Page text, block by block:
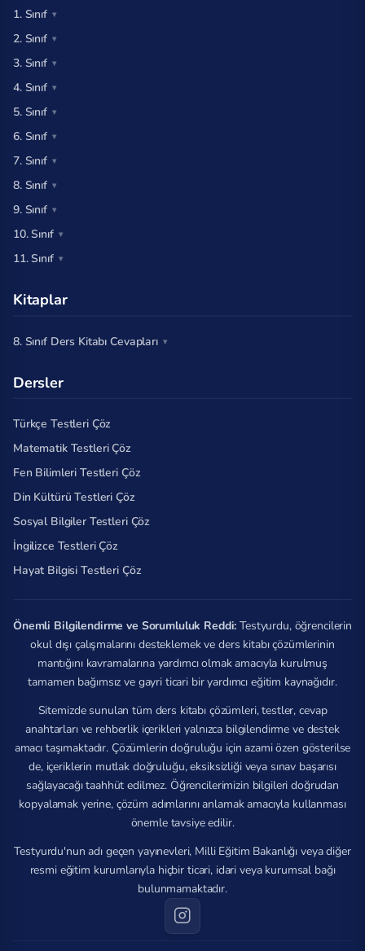
1. Sınıf
2. Sınıf
3. Sınıf
4. Sınıf
5. Sınıf
6. Sınıf
7. Sınıf
8. Sınıf
9. Sınıf
10. Sınıf
11. Sınıf
Kitaplar
8. Sınıf Ders Kitabı Cevapları
Dersler
Türkçe Testleri Çöz
Matematik Testleri Çöz
Fen Bilimleri Testleri Çöz
Din Kültürü Testleri Çöz
Sosyal Bilgiler Testleri Çöz
İngilizce Testleri Çöz
Hayat Bilgisi Testleri Çöz
Önemli Bilgilendirme ve Sorumluluk Reddi: Testyurdu, öğrencilerin
okul dışı çalışmalarını desteklemek ve ders kitabı çözümlerinin
mantığını kavramalarına yardımcı olmak amacıyla kurulmuş
tamamen bağımsız ve gayri ticari bir yardımcı eğitim kaynağıdır.
Sitemizde sunulan tüm ders kitabı çözümleri, testler, cevap
anahtarları ve rehberlik içerikleri yalnızca bilgilendirme ve destek
amacı taşımaktadır. Çözümlerin doğruluğu için azami özen gösterilse
de, içeriklerin mutlak doğruluğu, eksiksizliği veya sınav başarısı
sağlayacağı taahhüt edilmez. Öğrencilerimizin bilgileri doğrudan
kopyalamak yerine, çözüm adımlarını anlamak amacıyla kullanması
önemle tavsiye edilir.
Testyurdu'nun adı geçen yayınevleri, Milli Eğitim Bakanlığı veya diğer
resmi eğitim kurumlarıyla hiçbir ticari, idari veya kurumsal bağı
bulunmamaktadır.